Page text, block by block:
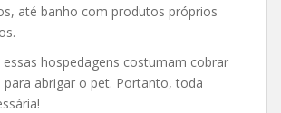
até banho com produtos próprios
essas hospedagens costumam cobrar
abrigar o pet. Portanto, toda